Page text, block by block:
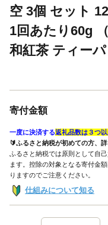
空 3個 セット
1回あたり60g
和紅茶 ティー
寄付金額
一度に決済する返礼品数は３つ
🔰ふるさと納税が初めての方、
ふるさと納税では原則として自
ます。控除の対象となる寄付金
りますのでご注意ください。
仕組みについて知る